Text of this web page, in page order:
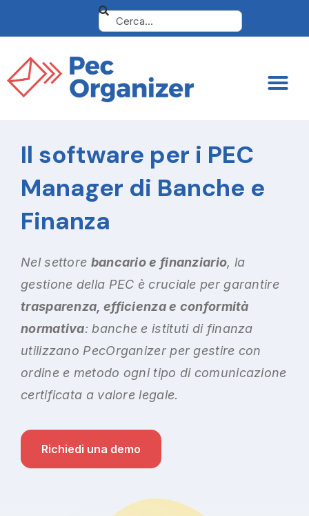
Il software per i PEC
Manager di Banche e
Finanza
Nel settore bancario e finanziario, la
gestione della PEC è cruciale per garantire
trasparenza, efficienza e conformità
normativa: banche e istituti di finanza
utilizzano PecOrganizer per gestire con
ordine e metodo ogni tipo di comunicazione
certificata a valore legale.
Richiedi una demo